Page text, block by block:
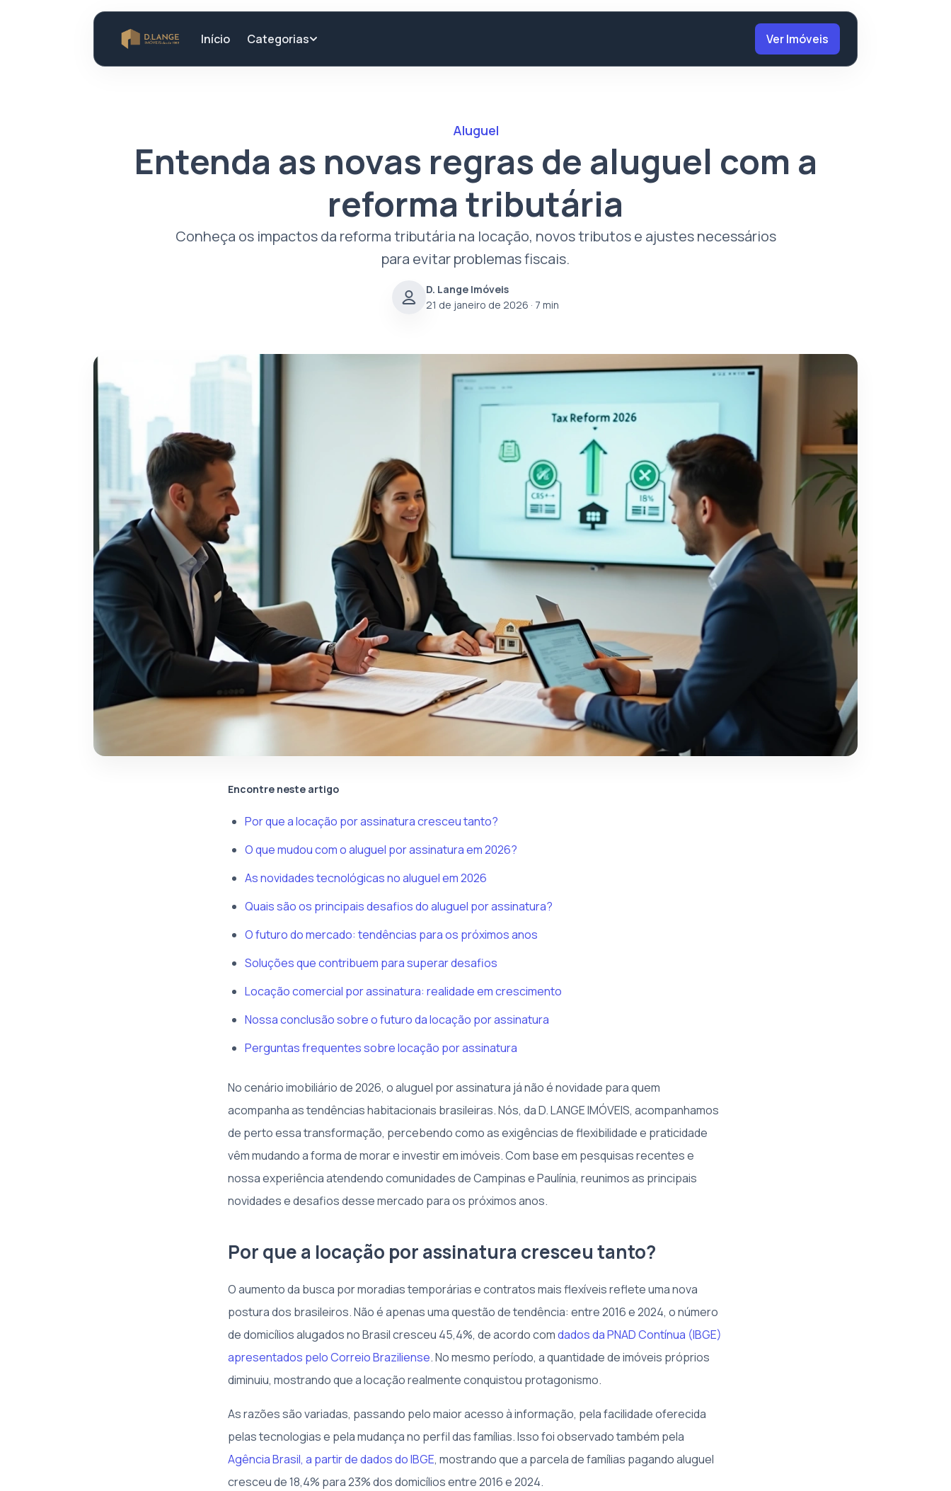
Início Categorias Ver Imóveis
Aluguel
Entenda as novas regras de aluguel com a
reforma tributária
Conheça os impactos da reforma tributária na locação, novos tributos e ajustes necessários
para evitar problemas fiscais.
D. Lange Imóveis
21 de janeiro de 2026 · 7 min
Encontre neste artigo
Por que a locação por assinatura cresceu tanto?
O que mudou com o aluguel por assinatura em 2026?
As novidades tecnológicas no aluguel em 2026
Quais são os principais desafios do aluguel por assinatura?
O futuro do mercado: tendências para os próximos anos
Soluções que contribuem para superar desafios
Locação comercial por assinatura: realidade em crescimento
Nossa conclusão sobre o futuro da locação por assinatura
Perguntas frequentes sobre locação por assinatura
No cenário imobiliário de 2026, o aluguel por assinatura já não é novidade para quem
acompanha as tendências habitacionais brasileiras. Nós, da D. LANGE IMÓVEIS, acompanhamos
de perto essa transformação, percebendo como as exigências de flexibilidade e praticidade
vêm mudando a forma de morar e investir em imóveis. Com base em pesquisas recentes e
nossa experiência atendendo comunidades de Campinas e Paulínia, reunimos as principais
novidades e desafios desse mercado para os próximos anos.
Por que a locação por assinatura cresceu tanto?
O aumento da busca por moradias temporárias e contratos mais flexíveis reflete uma nova
postura dos brasileiros. Não é apenas uma questão de tendência: entre 2016 e 2024, o número
de domicílios alugados no Brasil cresceu 45,4%, de acordo comdados da PNAD Contínua (IBGE)
apresentados pelo Correio Braziliense. No mesmo período, a quantidade de imóveis próprios
diminuiu, mostrando que a locação realmente conquistou protagonismo.
As razões são variadas, passando pelo maior acesso à informação, pela facilidade oferecida
pelas tecnologias e pela mudança no perfil das famílias. Isso foi observado também pela
Agência Brasil, a partir de dados do IBGE, mostrando que a parcela de famílias pagando aluguel
cresceu de 18,4% para 23% dos domicílios entre 2016 e 2024.